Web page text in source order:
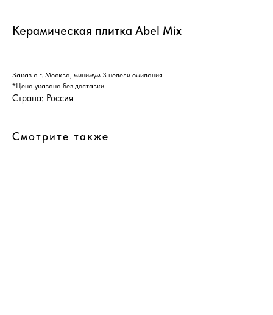
Керамическая плитка Abel Mix
Заказ с г. Москва, минимум 3 недели ожидания
*Цена указана без доставки
Страна: Россия
Смотрите также